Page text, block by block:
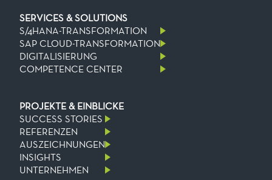
SERVICES & SOLUTIONS
S/4HANA-TRANSFORMATION
SAP CLOUD-TRANSFORMATION
DIGITALISIERUNG
COMPETENCE CENTER
PROJEKTE & EINBLICKE
SUCCESS STORIES
REFERENZEN
AUSZEICHNUNGEN
INSIGHTS
UNTERNEHMEN